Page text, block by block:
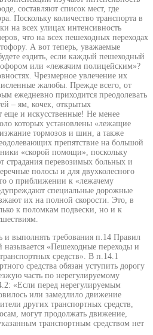
составляют список мест, где
Поскольку количество транспорта в
на всех улицах интенсивность
что на всех пешеходных переходах
А вот теперь, уважаемые
ездить, если каждый пешеходный
или «лежачим полицейским»?
Чрезмерное увлечение их
жалобы. Прежде всего, от
ежедневно приходится преодолевать
– ям, кочек, открытых
еще и искусственные! Не менее
которых установлены «лежащие
тормозов и шин, а также
препятствие на большой
«скорой помощи», поскольку
страдания перевозимых больных и
полосы и для двухколесного
о приближении к «лежачему
специальные дорожные
их на полной скорости. Это, в
к поломкам подвески, но и к
выполнять требования п.14 Правил
«Пешеходные переходы и
средств». В п.14.1
средства обязан уступить дорогу
часть по нерегулируемому
«Если перед нерегулируемым
или замедлило движение
других транспортных средств,
могут продолжать движение,
транспортным средством нет